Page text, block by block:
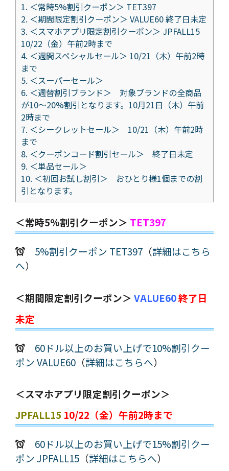
1. ＜常時5%割引クーポン＞ TET397
2. ＜期間限定割引クーポン＞ VALUE60 終了日未定
3. ＜スマホアプリ限定割引クーポン＞ JPFALL15
10/22（金）午前2時まで
4. ＜週間スペシャルセール＞ 10/21（木）午前2時
まで
5. ＜スーパーセール＞
6. ＜週替割引ブランド＞ 対象ブランドの全商品
が10～20%割引となります。10月21日（木）午前
2時まで
7. ＜シークレットセール＞ 10/21（木）午前2時
まで
8. ＜クーポンコード割引セール＞ 終了日未定
9. ＜単品セール＞
10. ＜初回お試し割引＞ おひとり様1個までの割
引となります。
＜常時5%割引クーポン＞ TET397
5%割引クーポン TET397 （詳細はこちら
へ）
＜期間限定割引クーポン＞ VALUE60終了日
未定
60ドル以上のお買い上げで10%割引クー
ポン VALUE60 （詳細はこちらへ）
＜スマホアプリ限定割引クーポン＞
JPFALL15 10/22（金）午前2時まで
60ドル以上のお買い上げで15%割引クー
ポン JPFALL15 （詳細はこちらへ）